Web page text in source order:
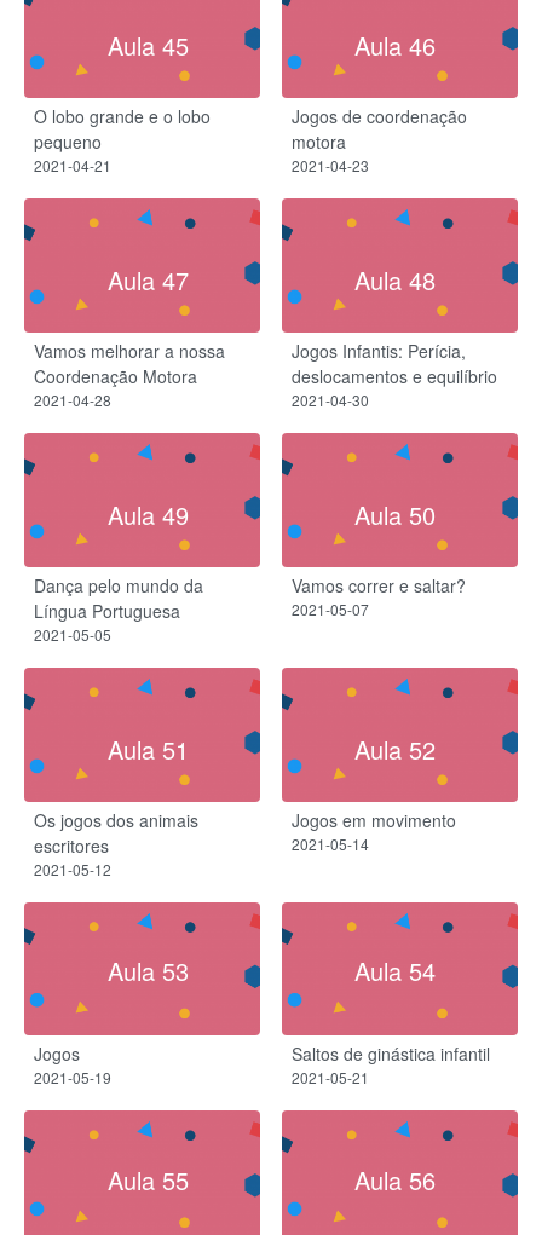
Aula 45
O lobo grande e o lobo
pequeno
2021-04-21
Aula 46
Jogos de coordenação
motora
2021-04-23
Aula 47
Vamos melhorar a nossa
Coordenação Motora
2021-04-28
Aula 48
Jogos Infantis: Perícia,
deslocamentos e equilíbrio
2021-04-30
Aula 49
Dança pelo mundo da
Língua Portuguesa
2021-05-05
Aula 50
Vamos correr e saltar?
2021-05-07
Aula 51
Os jogos dos animais
escritores
2021-05-12
Aula 52
Jogos em movimento
2021-05-14
Aula 53
Jogos
2021-05-19
Aula 54
Saltos de ginástica infantil
2021-05-21
Aula 55 Aula 56